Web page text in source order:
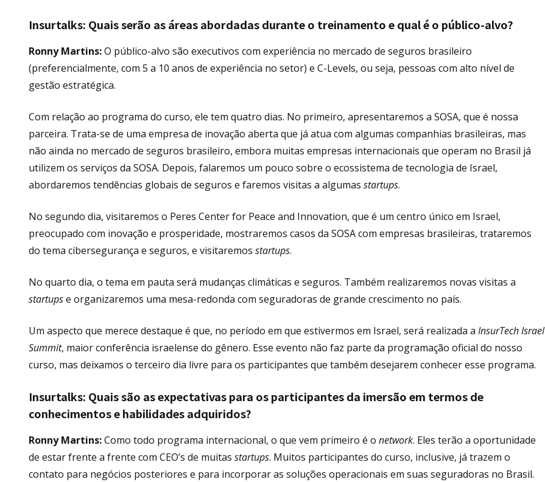
Insurtalks: Quais serão as áreas abordadas durante o treinamento e qual é o público-alvo?
Ronny Martins:O público-alvo são executivos com experiência no mercado de seguros brasileiro
(preferencialmente, com 5 a 10 anos de experiência no setor) e C-Levels, ou seja, pessoas com alto nível de
gestão estratégica.
Com relação ao programa do curso, ele tem quatro dias. No primeiro, apresentaremos a SOSA, que é nossa
parceira. Trata-se de uma empresa de inovação aberta que já atua com algumas companhias brasileiras, mas
não ainda no mercado de seguros brasileiro, embora muitas empresas internacionais que operam no Brasil já
utilizem os serviços da SOSA. Depois, falaremos um pouco sobre o ecossistema de tecnologia de Israel,
abordaremos tendências globais de seguros e faremos visitas a algumas startups.
No segundo dia, visitaremos o Peres Center for Peace and Innovation, que é um centro único em Israel,
preocupado com inovação e prosperidade, mostraremos casos da SOSA com empresas brasileiras, trataremos
do tema cibersegurança e seguros, e visitaremos startups.
No quarto dia, o tema em pauta será mudanças climáticas e seguros. Também realizaremos novas visitas a
startupse organizaremos uma mesa-redonda com seguradoras de grande crescimento no país.
Um aspecto que merece destaque é que, no período em que estivermos em Israel, será realizada a InsurTech Israel
Summit, maior conferência israelense do gênero. Esse evento não faz parte da programação oficial do nosso
curso, mas deixamos o terceiro dia livre para os participantes que também desejarem conhecer esse programa.
Insurtalks: Quais são as expectativas para os participantes da imersão em termos de
conhecimentos e habilidades adquiridos?
Ronny Martins:Como todo programa internacional, o que vem primeiro é o network. Eles terão a oportunidade
de estar frente a frente com CEO’s de muitas startups. Muitos participantes do curso, inclusive, já trazem o
contato para negócios posteriores e para incorporar as soluções operacionais em suas seguradoras no Brasil.